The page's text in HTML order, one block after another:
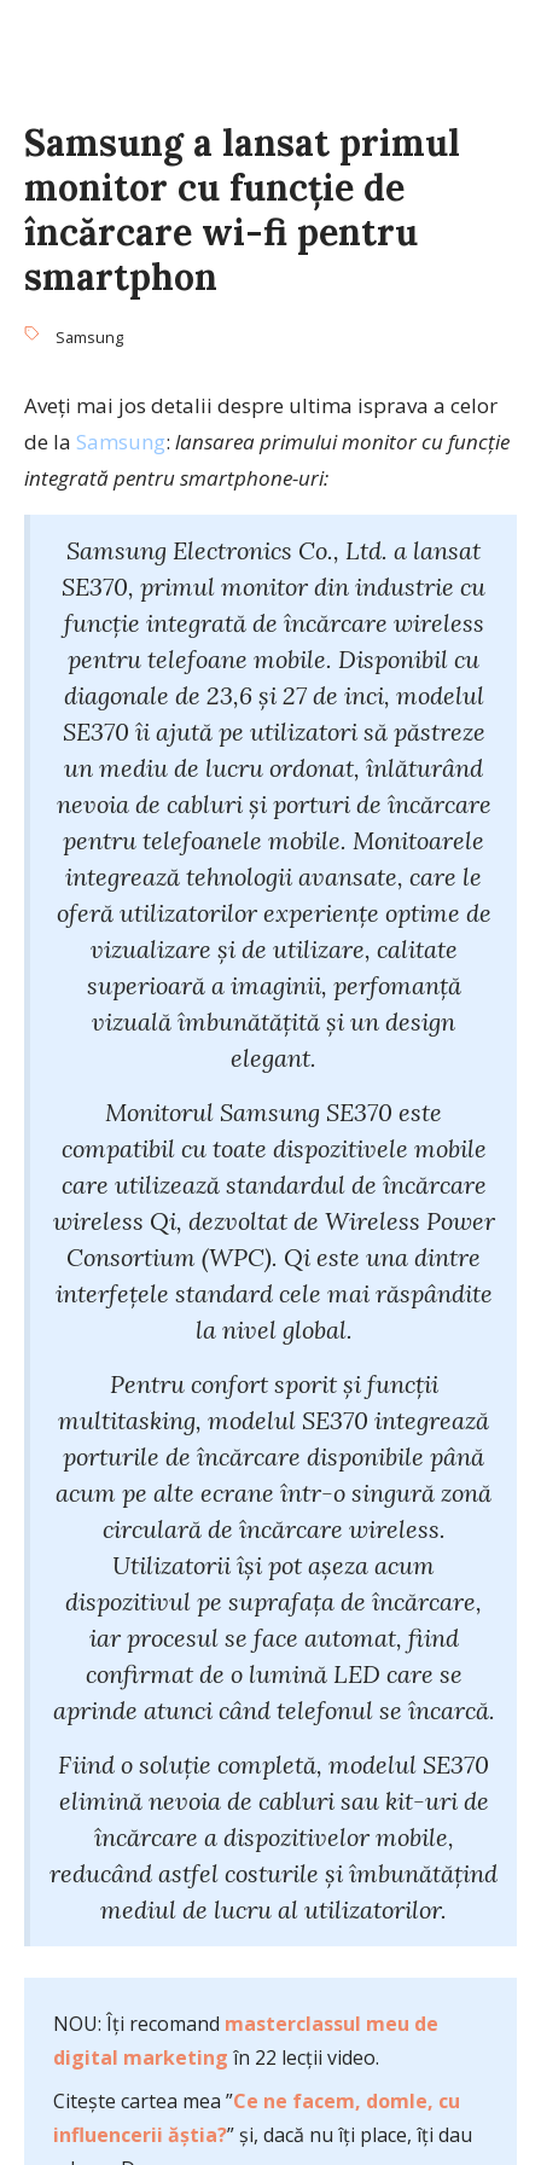
Samsung a lansat primul
monitor cu funcție de
încărcare wi-fi pentru
smartphon
Samsung
Aveți mai jos detalii despre ultima isprava a celor
de la Samsung: lansarea primului monitor cu funcție
integrată pentru smartphone-uri:
Samsung Electronics Co., Ltd. a lansat
SE370, primul monitor din industrie cu
funcție integrată de încărcare wireless
pentru telefoane mobile. Disponibil cu
diagonale de 23,6 și 27 de inci, modelul
SE370 îi ajută pe utilizatori să păstreze
un mediu de lucru ordonat, înlăturând
nevoia de cabluri și porturi de încărcare
pentru telefoanele mobile. Monitoarele
integrează tehnologii avansate, care le
oferă utilizatorilor experiențe optime de
vizualizare și de utilizare, calitate
superioară a imaginii, perfomanță
vizuală îmbunătățită și un design
elegant.
Monitorul Samsung SE370 este
compatibil cu toate dispozitivele mobile
care utilizează standardul de încărcare
wireless Qi, dezvoltat de Wireless Power
Consortium (WPC). Qi este una dintre
interfețele standard cele mai răspândite
la nivel global.
Pentru confort sporit și funcții
multitasking, modelul SE370 integrează
porturile de încărcare disponibile până
acum pe alte ecrane într-o singură zonă
circulară de încărcare wireless.
Utilizatorii își pot așeza acum
dispozitivul pe suprafața de încărcare,
iar procesul se face automat, fiind
confirmat de o lumină LED care se
aprinde atunci când telefonul se încarcă.
Fiind o soluție completă, modelul SE370
elimină nevoia de cabluri sau kit-uri de
încărcare a dispozitivelor mobile,
reducând astfel costurile și îmbunătățind
mediul de lucru al utilizatorilor.
NOU: Îți recomand masterclassul meu de
digital marketing în 22 lecții video.
Citește cartea mea ”Ce ne facem, domle, cu
influencerii ăștia?” și, dacă nu îți place, îți dau